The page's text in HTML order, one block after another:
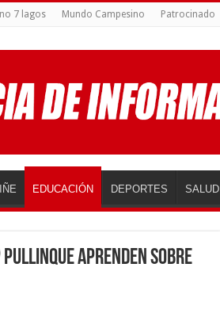
7 lagos Mundo Campesino Patrocinado
EDUCACIÓN DEPORTES SALUD
Pullinque aprenden sobre